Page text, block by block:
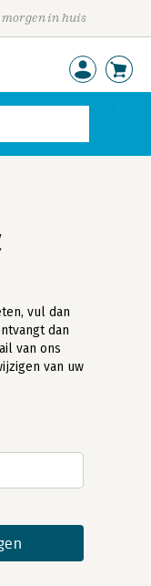
morgen in huis
vul dan
dan
van ons
van uw